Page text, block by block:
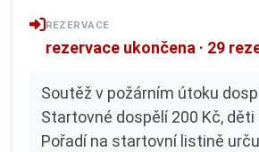
REZERVACE
rezervace ukončena · 29
Soutěž v požárním útoku
Startovné dospělí 200 Kč, děti
Pořadí na startovní listině